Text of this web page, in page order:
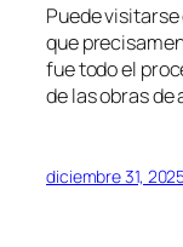
Puede
que
fue todo el
de las obras
diciembre 31,